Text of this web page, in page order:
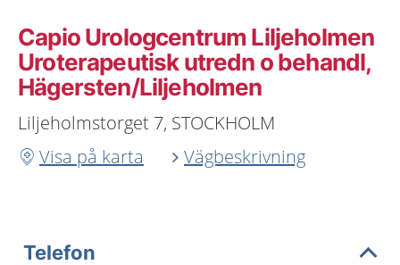
Capio Urologcentrum Liljeholmen
Uroterapeutisk utredn o behandl,
Hägersten/Liljeholmen
Liljeholmstorget 7, STOCKHOLM
Visa på karta
Vägbeskrivning
Telefon